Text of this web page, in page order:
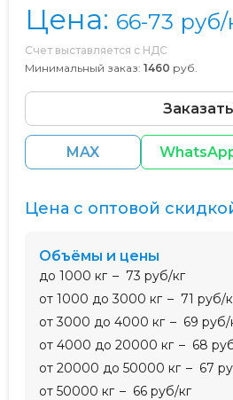
Цена: 66-73 руб/
Счет выставляется с НДС
Минимальный заказ: 1460 руб.
Заказать
MAX
Цена с оптовой
Объёмы и цены
до 1000 кг
73 руб/кг
от 1000 до 3000 кг
71 руб/
от 3000 до 4000 кг
69 руб/
от 4000 до 20000 кг
68
от 20000 до 50000 кг
67
от 50000 кг
66 руб/кг